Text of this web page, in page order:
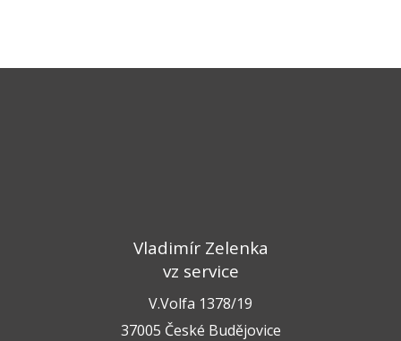
Vladimír Zelenka
vz service
V.Volfa 1378/19
37005 České Budějovice